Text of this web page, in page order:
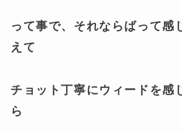
って事で、それならばって感
えて
チョット丁寧にウィードを感
ら